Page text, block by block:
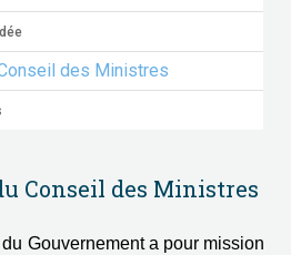
des Ministres
Conseil des Ministres
Gouvernement a pour mission